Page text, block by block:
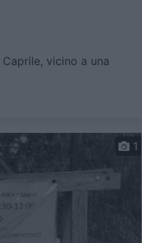
vicino a una
1